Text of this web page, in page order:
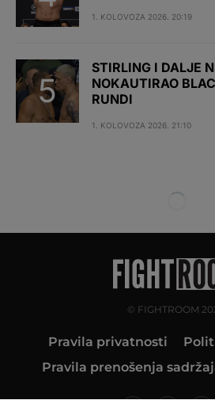
1. KOLOVOZA 2026. 20:19
STIRLING I DALJE
NOKAUTIRAO
RUNDI
1. KOLOVOZA 2026. 21:10
© FIGHTROOM
Pravila privatnosti
Pravila prenošenja